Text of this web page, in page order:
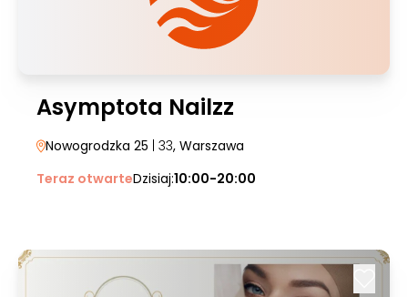
Asymptota Nailzz
Nowogrodzka 25 | 33, Warszawa
Teraz otwarteDzisiaj:10:00-20:00